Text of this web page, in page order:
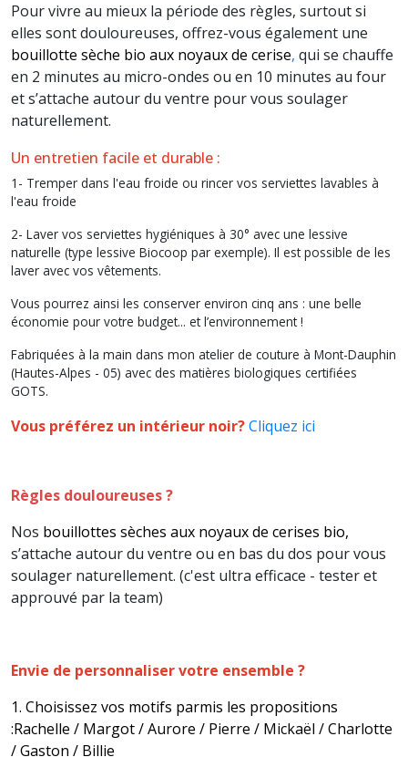
Pour vivre au mieux la période des règles, surtout si
elles sont douloureuses, offrez-vous également une
bouillotte sèche bio aux noyaux de cerise, qui se chauffe
en 2 minutes au micro-ondes ou en 10 minutes au four
et s’attache autour du ventre pour vous soulager
naturellement.
Un entretien facile et durable :
1- Tremper dans l'eau froide ou rincer vos serviettes lavables à
l'eau froide
2- Laver vos serviettes hygiéniques à 30° avec une lessive
naturelle (type lessive Biocoop par exemple). Il est possible de les
laver avec vos vêtements.
Vous pourrez ainsi les conserver environ cinq ans : une belle
économie pour votre budget... et l’environnement !
Fabriquées à la main dans mon atelier de couture à Mont-Dauphin
(Hautes-Alpes - 05) avec des matières biologiques certifiées
GOTS.
Vous préférez un intérieur noir?Cliquez ici
Règles douloureuses ?
Nos bouillottes sèches aux noyaux de cerises bio,
s’attache autour du ventre ou en bas du dos pour vous
soulager naturellement. (c'est ultra efficace - tester et
approuvé par la team)
Envie de personnaliser votre ensemble ?
1. Choisissez vos motifs parmis les propositions
:Rachelle / Margot / Aurore / Pierre / Mickaël / Charlotte
/ Gaston / Billie